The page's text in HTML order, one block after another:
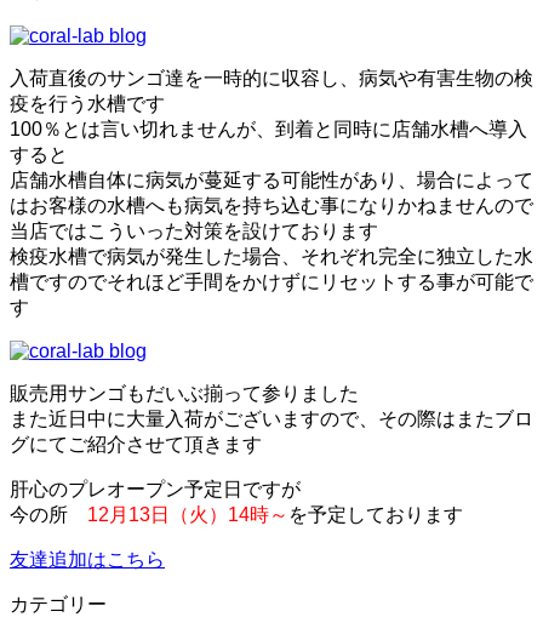
入荷直後のサンゴ達を一時的に収容し、病気や有害生物の検
疫を行う水槽です
100％とは言い切れませんが、到着と同時に店舗水槽へ導入
すると
店舗水槽自体に病気が蔓延する可能性があり、場合によって
はお客様の水槽へも病気を持ち込む事になりかねませんので
当店ではこういった対策を設けております
検疫水槽で病気が発生した場合、それぞれ完全に独立した水
槽ですのでそれほど手間をかけずにリセットする事が可能で
す
販売用サンゴもだいぶ揃って参りました
また近日中に大量入荷がございますので、その際はまたブロ
グにてご紹介させて頂きます
肝心のプレオープン予定日ですが
今の所 12月13日（火）14時～ を予定しております
友達追加はこちら
カテゴリー